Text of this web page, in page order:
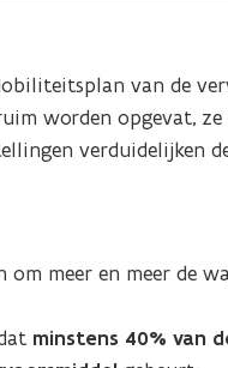
van de
worden opgevat,
verduidelijken
meer en meer de
minstens 40% van